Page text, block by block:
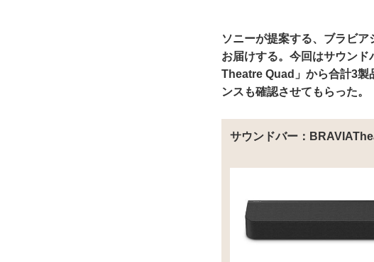
ソニーが提案する、ブラビ
お届けする。今回はサウン
Theatre Quad」から合計3製
ンスも確認させてもらった
サウンドバー：